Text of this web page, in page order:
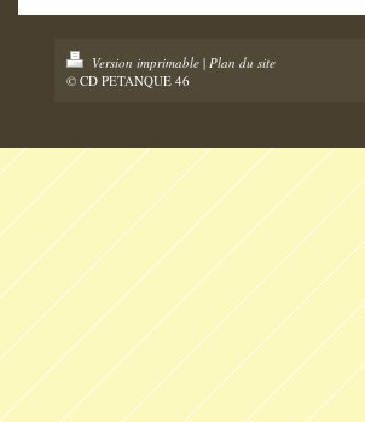
Version imprimable | Plan du site
© CD PETANQUE 46